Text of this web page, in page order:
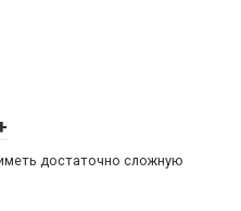
достаточно сложную